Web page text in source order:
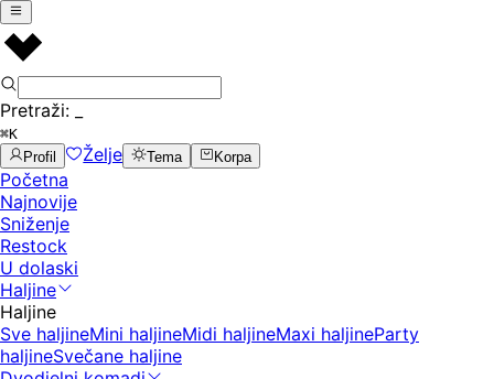
Pretraži:
⌘K
Profil
Želje Tema Korpa
Početna
Najnovije
Sniženje
Restock
U dolaski
Haljine
Haljine
Sve haljineMini haljineMidi haljineMaxi haljineParty
haljineSvečane haljine